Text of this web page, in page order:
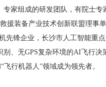
专家组成的研发团队，有院士专
援装备产业技术创新联盟理事
先锋企业，长沙市人工智能重点
、无GPS复杂环境的AI飞行决
飞行机器人”领域成为领先者。